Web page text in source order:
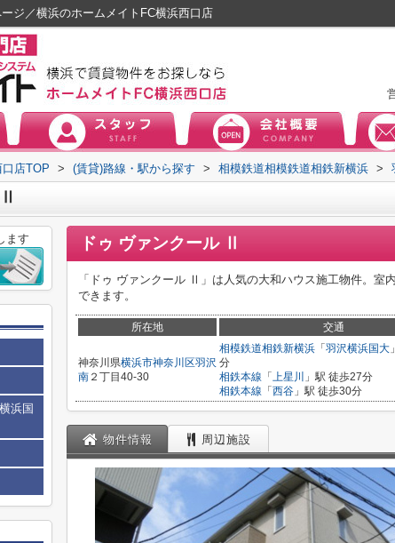
ジ／横浜のホームメイトFC横浜西口店
店TOP > (賃貸)路線・駅から探す > 相模鉄道相模鉄道相鉄新横浜 >
ドゥ ヴァンクール Ⅱ
「ドゥ ヴァンクール Ⅱ」は人気の大和ハウス施工物件。室
できます。
所在地 交通
神奈川県横浜市神奈川区羽沢
南 ２丁目40-30
相模鉄道相鉄新横浜 「 羽沢横浜国大
分
相鉄本線 「 上星川
」駅 徒歩27分
相鉄本線 「 西谷 」駅 徒歩30分
物件情報 周辺施設
ます
浜国